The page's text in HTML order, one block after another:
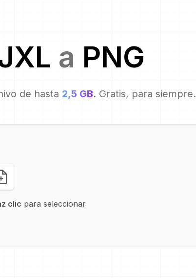
a PNG
de hasta 2,5 GB. Gratis, para siempre.
clic para seleccionar